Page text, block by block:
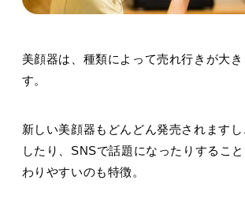
美顔器は、種類によって売れ行きが大
す。
新しい美顔器もどんどん発売されます
したり、SNSで話題になったりするこ
わりやすいのも特徴。